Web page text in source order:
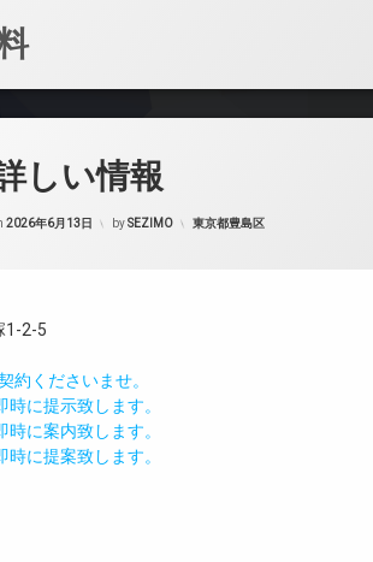
しい情報
2026年6月13日 bySEZIMO カテゴリー:
東京都豊島区
2-5
約くださいませ。
に提示致します。
に案内致します。
に提案致します。